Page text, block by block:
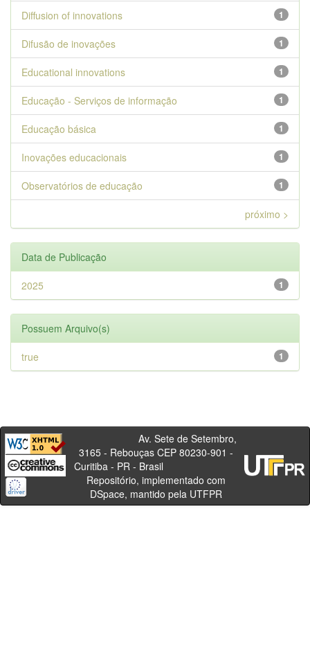
1
Diffusion of innovations
1
Difusão de inovações
1
Educational innovations
1
Educação - Serviços de informação
1
Educação básica
1
Inovações educacionais
1
Observatórios de educação
próximo >
Data de Publicação
1
2025
Possuem Arquivo(s)
1
true
Av. Sete de Setembro,
3165 - Rebouças CEP 80230-901 -
Curitiba - PR - Brasil
Repositório, implementado com
DSpace, mantido pela UTFPR